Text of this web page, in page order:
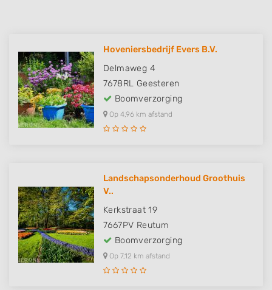
Hoveniersbedrijf Evers B.V.
Delmaweg 4
7678RL Geesteren
Boomverzorging
Op 4,96 km afstand
Landschapsonderhoud Groothuis
V..
Kerkstraat 19
7667PV Reutum
Boomverzorging
Op 7,12 km afstand